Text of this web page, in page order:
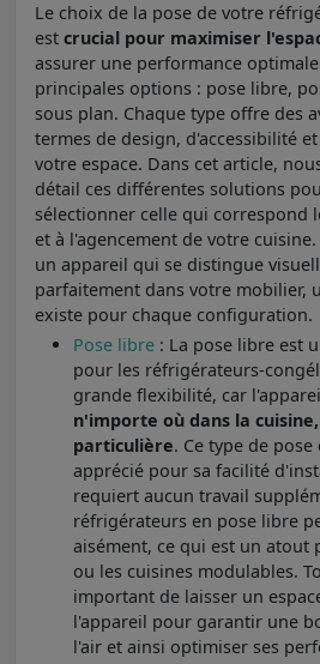
Le choix de la pose de votre
est crucial pour maximiser
assurer une performance
principales options : pose libre,
sous plan. Chaque type offre des
termes de design, d'accessibilité
votre espace. Dans cet article,
détail ces différentes solutions
sélectionner celle qui correspond
et à l'agencement de votre
un appareil qui se distingue
parfaitement dans votre mobilier,
existe pour chaque configuration.
Pose libre : La pose libre est
pour les réfrigérateurs-
grande flexibilité, car
n'importe où dans la
particulière. Ce type de
apprécié pour sa facilité
requiert aucun travail
réfrigérateurs en pose libre
aisément, ce qui est un atout
ou les cuisines modulables.
important de laisser un
l'appareil pour garantir une
l'air et ainsi optimiser ses